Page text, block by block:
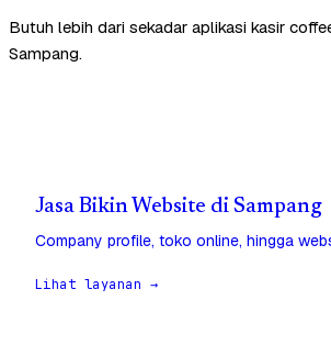
Butuh lebih dari sekadar aplikasi kasir
Sampang.
Jasa Bikin Website di Sampang
Company profile, toko online, hingga
Lihat layanan →